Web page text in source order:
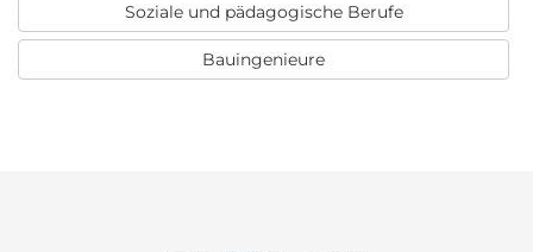
Soziale und pädagogische Berufe
Bauingenieure